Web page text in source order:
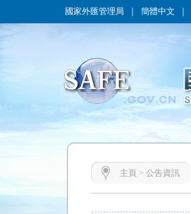
國家外匯管理局 簡體中文
主頁 > 公告資訊